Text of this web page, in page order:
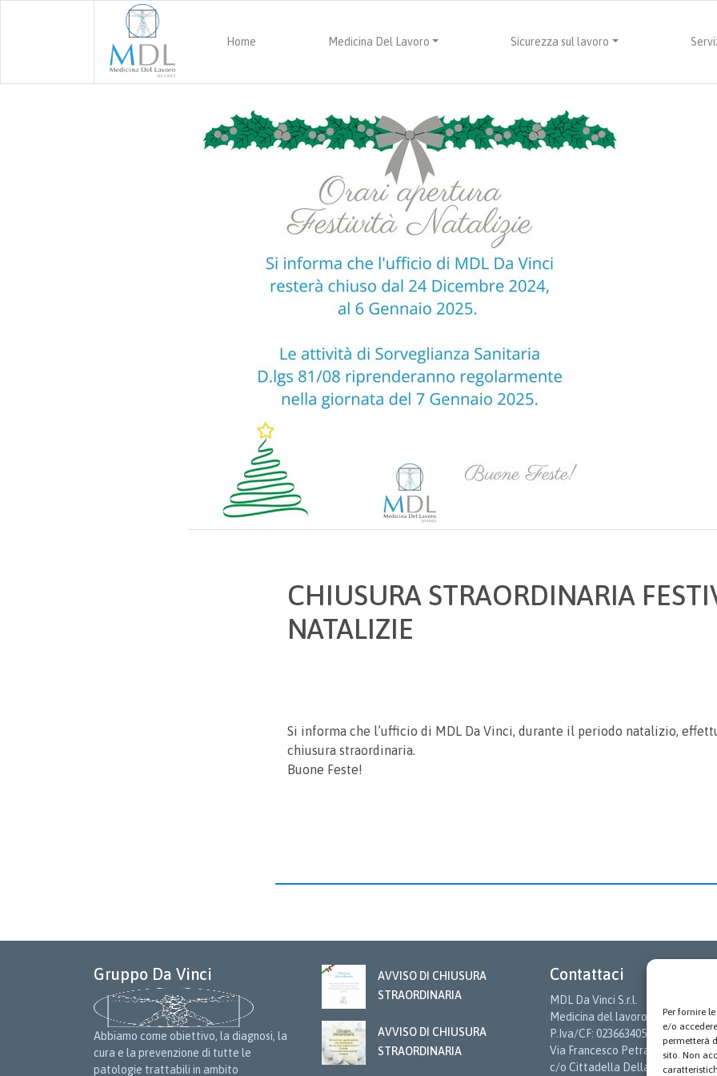
Per fornire
e/o
permetterà
sito. Non
Home Medicina Del Lavoro Sicurezza sul lavoro
CHIUSURA STRAORDINARIA
NATALIZIE
Si informa che l’ufficio di MDL Da Vinci, durante il periodo natalizio,
chiusura straordinaria.
Buone Feste!
Gruppo Da Vinci
Abbiamo come obiettivo, la diagnosi, la
cura e la prevenzione di tutte le
patologie trattabili in ambito
AVVISO DI CHIUSURA
STRAORDINARIA
AVVISO DI CHIUSURA
STRAORDINARIA
Contattaci
MDL Da Vinci S.r.l.
Medicina del lavoro
P.Iva/CF: 02366340566
Via Francesco Petrarca snc
c/o Cittadella Della Salute